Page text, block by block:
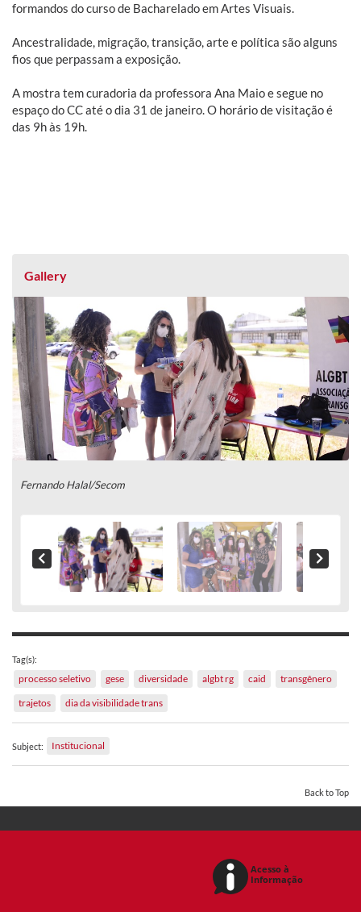
formandos do curso de Bacharelado em Artes Visuais.
Ancestralidade, migração, transição, arte e política são alguns
fios que perpassam a exposição.
A mostra tem curadoria da professora Ana Maio e segue no
espaço do CC até o dia 31 de janeiro. O horário de visitação é
das 9h às 19h.
Gallery
Fernando Halal/Secom
Tag(s):
processo seletivo gese diversidade algbt rg caid
transgênero
trajetos
dia da visibilidade trans
Subject: Institucional
Back to Top